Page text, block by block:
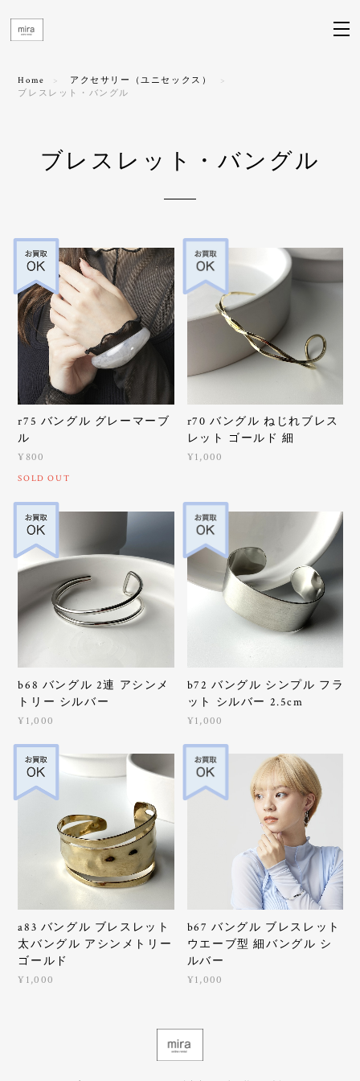
Home
アクセサリー（ユニセックス）
ブレスレット・バングル
ブレスレット・バングル
r75 バングル グレーマーブ
ル
¥800
SOLD OUT
r70 バングル ねじれブレス
レット ゴールド 細
¥1,000
b68 バングル 2連 アシンメ
トリー シルバー
¥1,000
b72 バングル シンプル フラ
ット シルバー 2.5cm
¥1,000
a83 バングル ブレスレット
太バングル アシンメトリー
ゴールド
¥1,000
b67 バングル ブレスレット
ウエーブ型 細バングル シ
ルバー
¥1,000